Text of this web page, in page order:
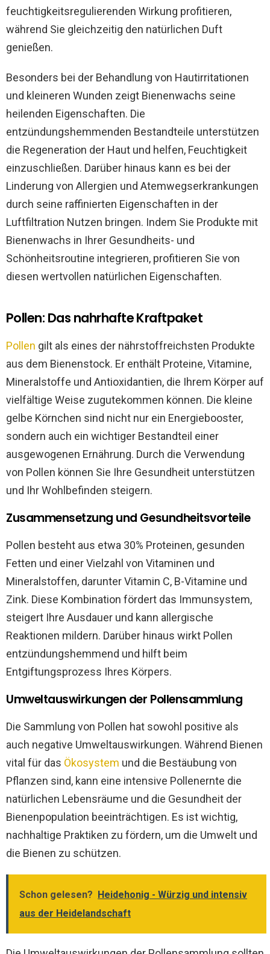
feuchtigkeitsregulierenden Wirkung profitieren,
während Sie gleichzeitig den natürlichen Duft
genießen.
Besonders bei der Behandlung von Hautirritationen
und kleineren Wunden zeigt Bienenwachs seine
heilenden Eigenschaften. Die
entzündungshemmenden Bestandteile unterstützen
die Regeneration der Haut und helfen, Feuchtigkeit
einzuschließen. Darüber hinaus kann es bei der
Linderung von Allergien und Atemwegserkrankungen
durch seine raffinierten Eigenschaften in der
Luftfiltration Nutzen bringen. Indem Sie Produkte mit
Bienenwachs in Ihrer Gesundheits- und
Schönheitsroutine integrieren, profitieren Sie von
diesen wertvollen natürlichen Eigenschaften.
Pollen: Das nahrhafte Kraftpaket
Pollen gilt als eines der nährstoffreichsten Produkte
aus dem Bienenstock. Er enthält Proteine, Vitamine,
Mineralstoffe und Antioxidantien, die Ihrem Körper auf
vielfältige Weise zugutekommen können. Die kleine
gelbe Körnchen sind nicht nur ein Energiebooster,
sondern auch ein wichtiger Bestandteil einer
ausgewogenen Ernährung. Durch die Verwendung
von Pollen können Sie Ihre Gesundheit unterstützen
und Ihr Wohlbefinden steigern.
Zusammensetzung und Gesundheitsvorteile
Pollen besteht aus etwa 30% Proteinen, gesunden
Fetten und einer Vielzahl von Vitaminen und
Mineralstoffen, darunter Vitamin C, B-Vitamine und
Zink. Diese Kombination fördert das Immunsystem,
steigert Ihre Ausdauer und kann allergische
Reaktionen mildern. Darüber hinaus wirkt Pollen
entzündungshemmend und hilft beim
Entgiftungsprozess Ihres Körpers.
Umweltauswirkungen der Pollensammlung
Die Sammlung von Pollen hat sowohl positive als
auch negative Umweltauswirkungen. Während Bienen
vital für das Ökosystem und die Bestäubung von
Pflanzen sind, kann eine intensive Pollenernte die
natürlichen Lebensräume und die Gesundheit der
Bienenpopulation beeinträchtigen. Es ist wichtig,
nachhaltige Praktiken zu fördern, um die Umwelt und
die Bienen zu schützen.
Schon gelesen? Heidehonig - Würzig und intensiv
aus der Heidelandschaft